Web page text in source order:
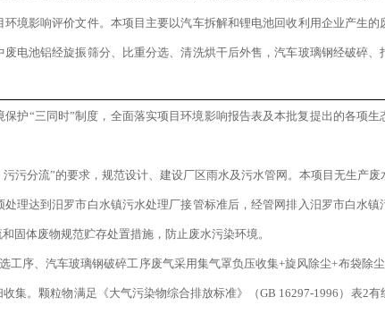
境影响评价文件。本项目主要以汽车拆解和锂电池回收利用企业产生的
电池铝经旋振筛分、比重分选、清洗烘干后外售，汽车玻璃钢经破碎、
护“三同时”制度，全面落实项目环境影响报告表及本批复提出的各项生
污分流”的要求，规范设计、建设厂区雨水及污水管网。本项目无生产废
理达到汨罗市白水镇污水处理厂接管标准后，经管网排入汨罗市白水镇
固体废物规范贮存处置措施，防止废水污染环境。
工序、汽车玻璃钢破碎工序废气采用集气罩负压收集+旋风除尘+布袋除
集。颗粒物满足《大气污染物综合排放标准》（GB 16297-1996）表2有